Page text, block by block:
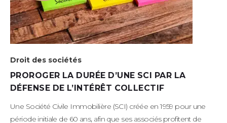
Droit des sociétés
PROROGER LA DURÉE D’UNE SCI PAR LA
DÉFENSE DE L’INTÉRÊT COLLECTIF
Une Société Civile Immobilière (SCI) créée en 1959 pour une
période initiale de 60 ans, afin que ses associés profitent de